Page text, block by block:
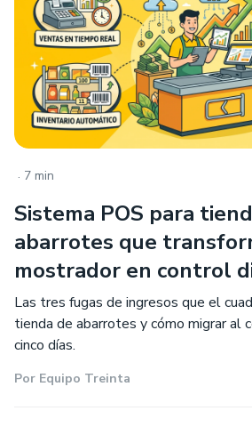
. 7 min
Sistema POS para
abarrotes que
mostrador en control
Las tres fugas de ingresos que el
tienda de abarrotes y cómo migrar al
cinco días.
Por Equipo Treinta